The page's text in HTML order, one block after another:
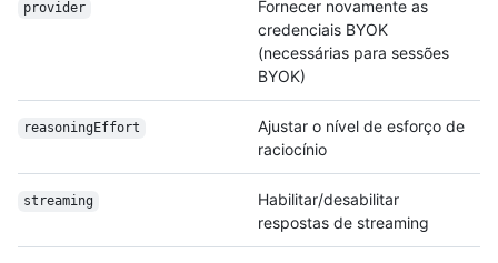
provider
Fornecer novamente as
credenciais BYOK
(necessárias para sessões
BYOK)
reasoningEffort
Ajustar o nível de esforço de
raciocínio
streaming
Habilitar/desabilitar
respostas de streaming